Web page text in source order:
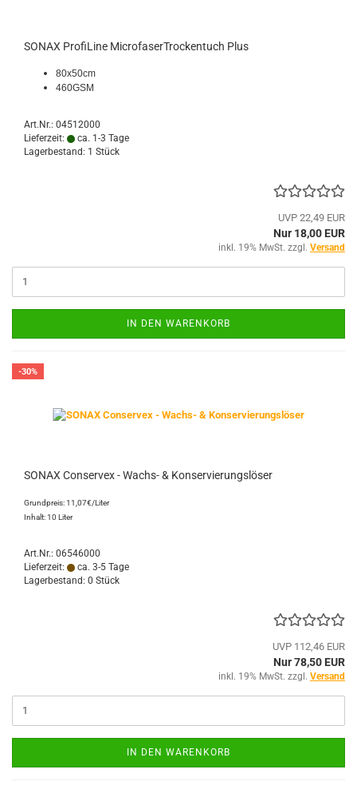
SONAX ProfiLine MicrofaserTrockentuch Plus
80x50cm
460GSM
Art.Nr.: 04512000
Lieferzeit:
ca. 1-3 Tage
Lagerbestand: 1 Stück
UVP 22,49 EUR
Nur 18,00 EUR
inkl. 19% MwSt. zzgl. Versand
IN DEN WARENKORB
-30%
SONAX Conservex - Wachs- & Konservierungslöser
Grundpreis: 11,07€/Liter
Inhalt: 10 Liter
Art.Nr.: 06546000
Lieferzeit:
ca. 3-5 Tage
Lagerbestand: 0 Stück
UVP 112,46 EUR
Nur 78,50 EUR
inkl. 19% MwSt. zzgl. Versand
IN DEN WARENKORB